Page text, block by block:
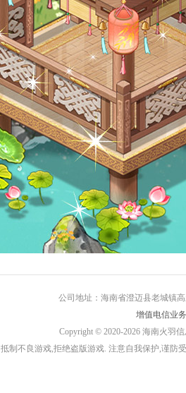
公司地址：海南省澄迈县老城镇
增值电信业
Copyright © 2020-2026 海南火羽
抵制不良游戏,拒绝盗版游戏. 注意自我保护,谨防